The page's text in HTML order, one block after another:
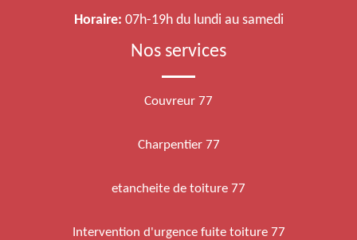
Horaire: 07h-19h du lundi au samedi
Nos services
Couvreur 77
Charpentier 77
etancheite de toiture 77
Intervention d'urgence fuite toiture 77